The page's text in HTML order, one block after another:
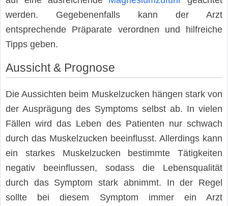
werden. Gegebenenfalls kann der Arzt
entsprechende Präparate verordnen und hilfreiche
Tipps geben.
Aussicht & Prognose
Die Aussichten beim Muskelzucken hängen stark von
der Ausprägung des Symptoms selbst ab. In vielen
Fällen wird das Leben des Patienten nur schwach
durch das Muskelzucken beeinflusst. Allerdings kann
ein starkes Muskelzucken bestimmte Tätigkeiten
negativ beeinflussen, sodass die Lebensqualität
durch das Symptom stark abnimmt. In der Regel
sollte bei diesem Symptom immer ein Arzt